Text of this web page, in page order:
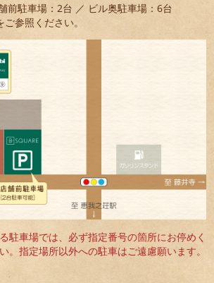
駐車場：2台 ／ ビル奥駐車場：6台
参照ください。
駐車場では、必ず指定番号の箇所にお停めく
。指定場所以外への駐車はご遠慮願います。